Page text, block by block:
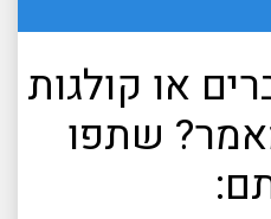
או קולגות
שתפו